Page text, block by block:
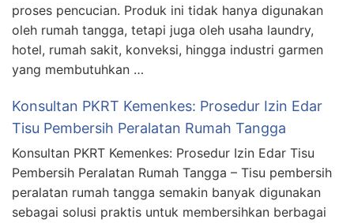
proses pencucian. Produk ini tidak hanya digunakan
oleh rumah tangga, tetapi juga oleh usaha laundry,
hotel, rumah sakit, konveksi, hingga industri garmen
yang membutuhkan …
Konsultan PKRT Kemenkes: Prosedur Izin Edar
Tisu Pembersih Peralatan Rumah Tangga
Konsultan PKRT Kemenkes: Prosedur Izin Edar Tisu
Pembersih Peralatan Rumah Tangga – Tisu pembersih
peralatan rumah tangga semakin banyak digunakan
sebagai solusi praktis untuk membersihkan berbagai